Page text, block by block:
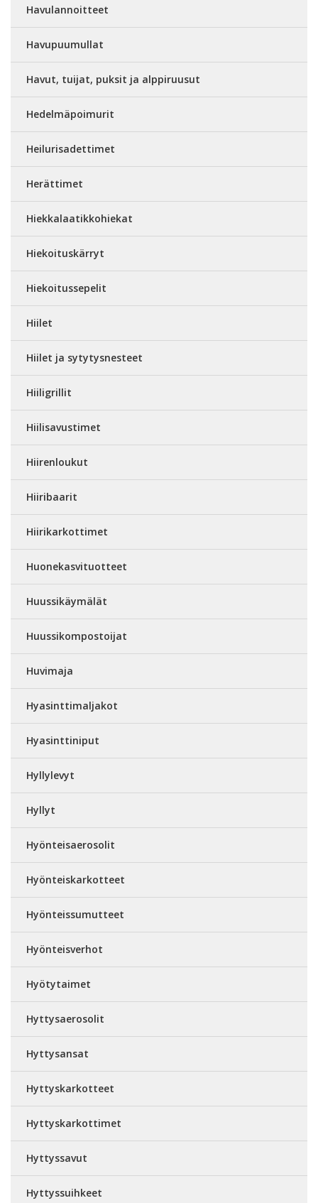
Havulannoitteet
Havupuumullat
Havut, tuijat, puksit ja alppiruusut
Hedelmäpoimurit
Heilurisadettimet
Herättimet
Hiekkalaatikkohiekat
Hiekoituskärryt
Hiekoitussepelit
Hiilet
Hiilet ja sytytysnesteet
Hiiligrillit
Hiilisavustimet
Hiirenloukut
Hiiribaarit
Hiirikarkottimet
Huonekasvituotteet
Huussikäymälät
Huussikompostoijat
Huvimaja
Hyasinttimaljakot
Hyasinttiniput
Hyllylevyt
Hyllyt
Hyönteisaerosolit
Hyönteiskarkotteet
Hyönteissumutteet
Hyönteisverhot
Hyötytaimet
Hyttysaerosolit
Hyttysansat
Hyttyskarkotteet
Hyttyskarkottimet
Hyttyssavut
Hyttyssuihkeet